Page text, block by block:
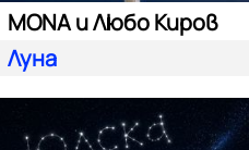
MONA и Любо Киров
Луна